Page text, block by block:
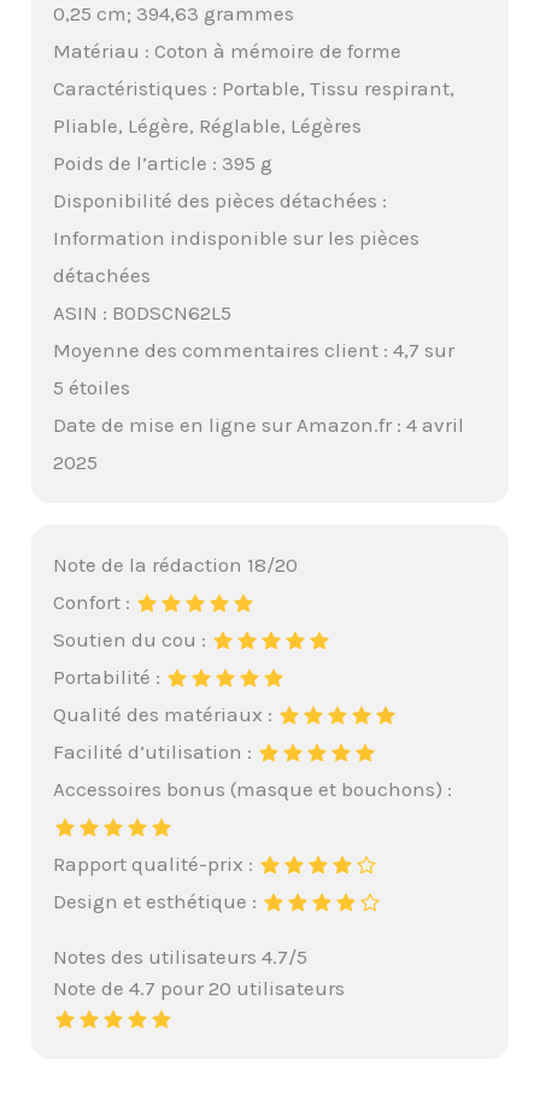
0,25 cm; 394,63 grammes
Matériau : Coton à mémoire de forme
Caractéristiques : Portable, Tissu respirant,
Pliable, Légère, Réglable, Légères
Poids de l’article : 395 g
Disponibilité des pièces détachées :
Information indisponible sur les pièces
détachées
ASIN : B0DSCN62L5
Moyenne des commentaires client : 4,7 sur
5 étoiles
Date de mise en ligne sur Amazon.fr : 4 avril
2025
Note de la rédaction 18/20
Confort :
Soutien du cou :
Portabilité :
Qualité des matériaux :
Facilité d’utilisation :
Accessoires bonus (masque et bouchons) :
Rapport qualité-prix :
Design et esthétique :
Notes des utilisateurs 4.7/5
Note de 4.7 pour 20 utilisateurs